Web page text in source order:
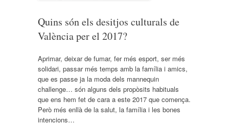
Quins són els desitjos culturals de
València per el 2017?
Aprimar, deixar de fumar, fer més esport, ser més
solidari, passar més temps amb la família i amics,
que es passe ja la moda dels mannequin
challenge… són alguns dels propòsits habituals
que ens hem fet de cara a este 2017 que comença.
Però més enllà de la salut, la família i les bones
intencions…